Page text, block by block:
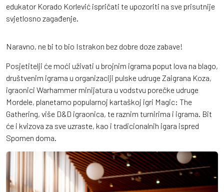
edukator Korado Korlević ispričati te upozoriti na sve prisutnije
svjetlosno zagađenje.
Naravno, ne bi to bio Istrakon bez dobre doze zabave!
Posjetitelji će moći uživati u brojnim igrama poput lova na blago,
društvenim igrama u organizaciji pulske udruge Zaigrana Koza,
igraonici Warhammer minijatura u vodstvu porečke udruge
Mordele, planetarno popularnoj kartaškoj igri Magic: The
Gathering, više D&D igraonica, te raznim turnirima i igrama. Bit
će i kvizova za sve uzraste, kao i tradicionalnih igara ispred
Spomen doma.